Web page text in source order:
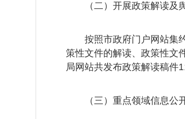
（二）开展政策解读及
按照市政府门户网站集
策性文件的解读、政策性文
局网站共发布政策解读稿件
（三）重点领域信息公